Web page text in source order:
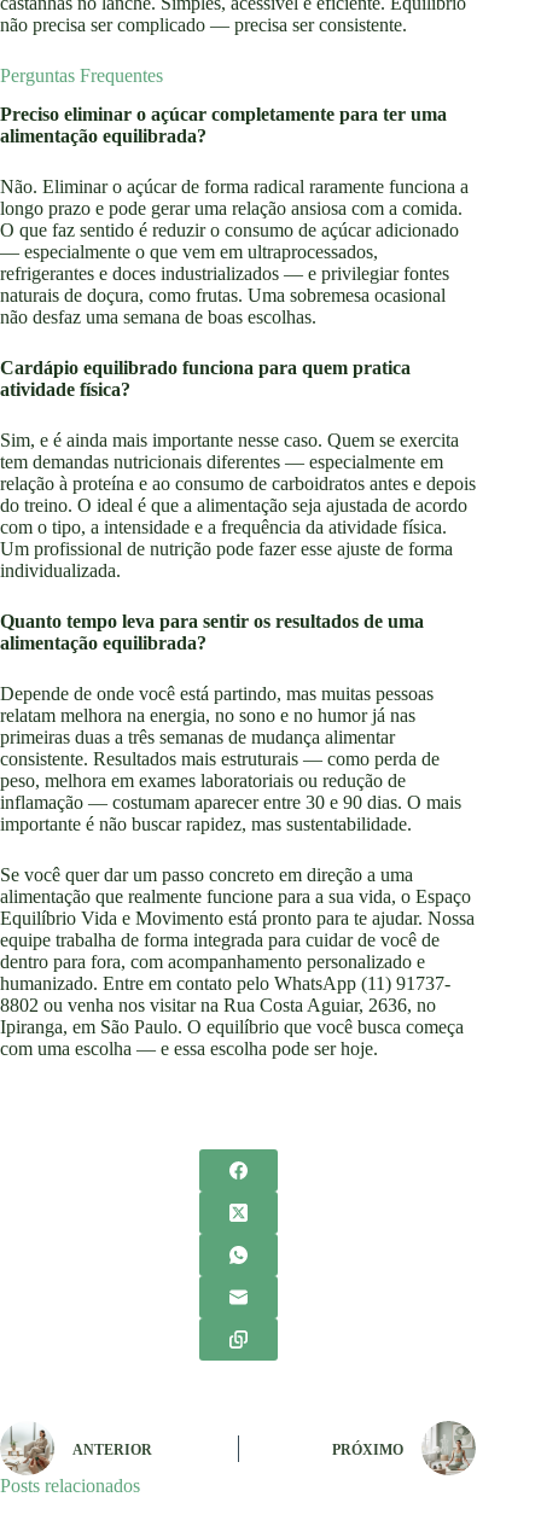
não precisa ser complicado — precisa ser consistente.
Perguntas Frequentes
Preciso eliminar o açúcar completamente para ter uma
alimentação equilibrada?
Não. Eliminar o açúcar de forma radical raramente funciona a
longo prazo e pode gerar uma relação ansiosa com a comida.
O que faz sentido é reduzir o consumo de açúcar adicionado
— especialmente o que vem em ultraprocessados,
refrigerantes e doces industrializados — e privilegiar fontes
naturais de doçura, como frutas. Uma sobremesa ocasional
não desfaz uma semana de boas escolhas.
Cardápio equilibrado funciona para quem pratica
atividade física?
Sim, e é ainda mais importante nesse caso. Quem se exercita
tem demandas nutricionais diferentes — especialmente em
relação à proteína e ao consumo de carboidratos antes e depois
do treino. O ideal é que a alimentação seja ajustada de acordo
com o tipo, a intensidade e a frequência da atividade física.
Um profissional de nutrição pode fazer esse ajuste de forma
individualizada.
Quanto tempo leva para sentir os resultados de uma
alimentação equilibrada?
Depende de onde você está partindo, mas muitas pessoas
relatam melhora na energia, no sono e no humor já nas
primeiras duas a três semanas de mudança alimentar
consistente. Resultados mais estruturais — como perda de
peso, melhora em exames laboratoriais ou redução de
inflamação — costumam aparecer entre 30 e 90 dias. O mais
importante é não buscar rapidez, mas sustentabilidade.
Se você quer dar um passo concreto em direção a uma
alimentação que realmente funcione para a sua vida, o Espaço
Equilíbrio Vida e Movimento está pronto para te ajudar. Nossa
equipe trabalha de forma integrada para cuidar de você de
dentro para fora, com acompanhamento personalizado e
humanizado. Entre em contato pelo WhatsApp (11) 91737-
8802 ou venha nos visitar na Rua Costa Aguiar, 2636, no
Ipiranga, em São Paulo. O equilíbrio que você busca começa
com uma escolha — e essa escolha pode ser hoje.
ANTERIOR PRÓXIMO
Posts relacionados